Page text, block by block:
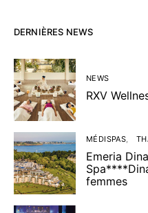
DERNIÈRES NEWS
NEWS
RXV
MÉDISPAS
Emeria
femmes